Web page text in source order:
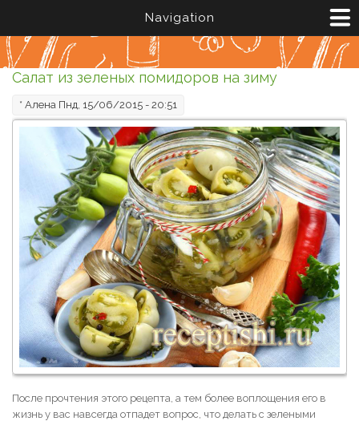
Navigation
Салат из зеленых помидоров на зиму
* Алена Пнд, 15/06/2015 - 20:51
После прочтения этого рецепта, а тем более воплощения его в
жизнь у вас навсегда отпадет вопрос, что делать с зелеными